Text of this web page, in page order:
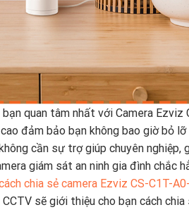
quan tâm nhất với Camera Ezviz
đảm bảo bạn không bao giờ bỏ
cần sự trợ giúp chuyên nghiệp,
giám sát an ninh gia đình chắc
chia sẻ camera Ezviz CS-C1T-
sẽ giới thiệu cho bạn cách